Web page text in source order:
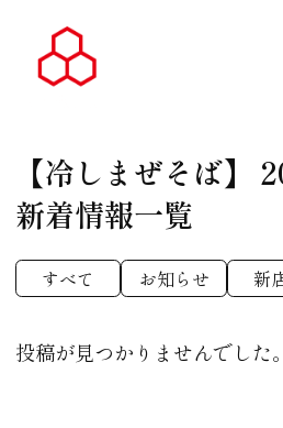
【冷しまぜそば】
新着情報一覧
すべて お知らせ 新
投稿が見つかりませんでした。